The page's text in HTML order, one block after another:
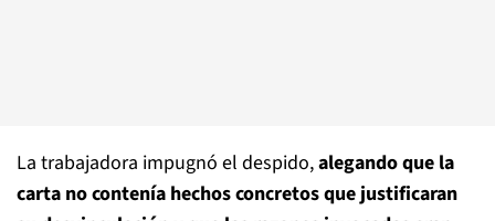
La trabajadora impugnó el despido,alegando que la
carta no contenía hechos concretos que justificaran